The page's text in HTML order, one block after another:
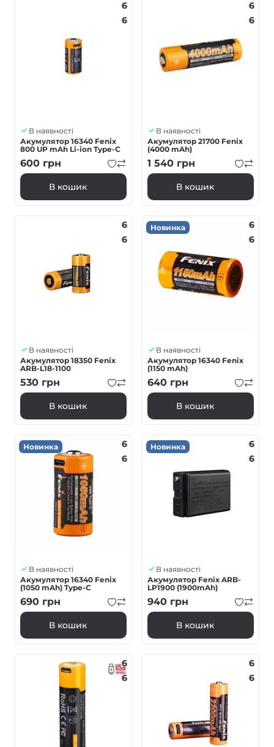
6
6
В наявності
Акумулятор 16340 Fenix
800 UP mAh Li-ion Type-C
600 грн
В кошик
6
6
В наявності
Акумулятор 21700 Fenix
(4000 mAh)
1 540 грн
В кошик
6
6
В наявності
Акумулятор 18350 Fenix
ARB-L18-1100
530 грн
В кошик
Новинка
6
6
В наявності
Акумулятор 16340 Fenix
(1150 mAh)
640 грн
В кошик
Новинка
6
6
В наявності
Акумулятор 16340 Fenix
(1050 mAh) Type-C
690 грн
В кошик
Новинка
6
6
В наявності
Акумулятор Fenix ARB-
LP1900 (1900mAh)
940 грн
В кошик
6
6
6
6